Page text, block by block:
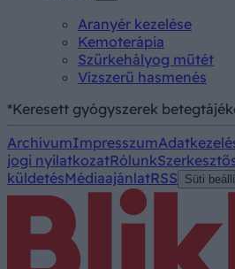
Aranyér kezelése
Kemoterápia
Szürkehályog műtét
Vízszerű hasmenés
*Keresett gyógyszerek
ArchívumImpresszum
jogi nyilatkozatRólunk
küldetésMédiaajánlatRSS Süti